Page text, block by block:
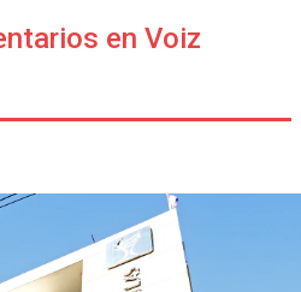
en Voiz